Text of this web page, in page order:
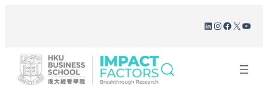
LinkedIn
Instagram
Facebook
X